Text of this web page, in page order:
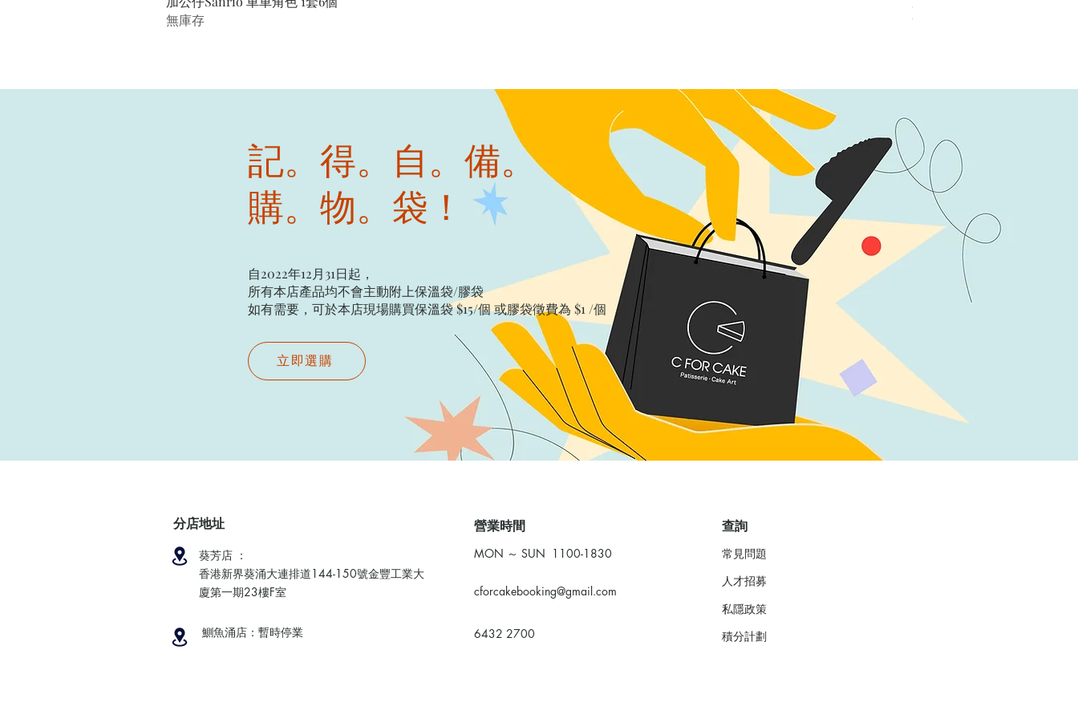
無庫存
無庫存
記。得。自。備。
購。物。袋！
自2022年12月31日起，
所有本店產品均不會主動附上保溫袋/膠袋​
如有需要，可於本店現場購買保溫袋 $15/個​ 或膠袋徵費為 $1 /個
立即選購
分店地址
葵芳店 ：
香港新界葵涌大連排道144-150號金豐工業大
廈第一期23樓F室
鰂魚涌店：暫時停業
​營業時間
MON ～ SUN 1100-1830
cforcakebooking@gmail.com
6432 2700
查詢
常見問題
人才招募
私隱政策
​積分計劃